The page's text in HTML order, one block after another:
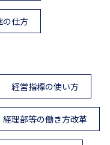
の仕方
経営指標の使い方
経理部等の働き方改革